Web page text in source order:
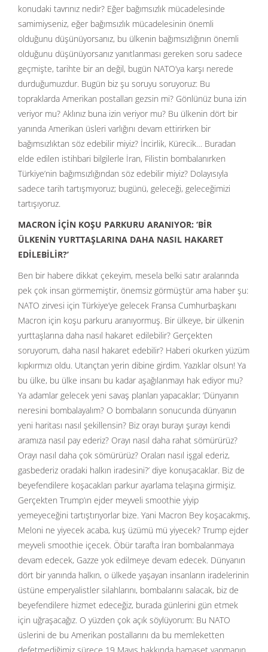
konudaki tavrınız nedir? Eğer bağımsızlık mücadelesinde
samimiyseniz, eğer bağımsızlık mücadelesinin önemli
olduğunu düşünüyorsanız, bu ülkenin bağımsızlığının önemli
olduğunu düşünüyorsanız yanıtlanması gereken soru sadece
geçmişte, tarihte bir an değil, bugün NATO’ya karşı nerede
durduğumuzdur. Bugün biz şu soruyu soruyoruz: Bu
topraklarda Amerikan postalları gezsin mi? Gönlünüz buna izin
veriyor mu? Aklınız buna izin veriyor mu? Bu ülkenin dört bir
yanında Amerikan üsleri varlığını devam ettirirken bir
bağımsızlıktan söz edebilir miyiz? İncirlik, Kürecik… Buradan
elde edilen istihbari bilgilerle İran, Filistin bombalanırken
Türkiye’nin bağımsızlığından söz edebilir miyiz? Dolayısıyla
sadece tarih tartışmıyoruz; bugünü, geleceği, geleceğimizi
tartışıyoruz.
MACRON İÇİN KOŞU PARKURU ARANIYOR: ‘BİR
ÜLKENİN YURTTAŞLARINA DAHA NASIL HAKARET
EDİLEBİLİR?’
Ben bir habere dikkat çekeyim, mesela belki satır aralarında
pek çok insan görmemiştir, önemsiz görmüştür ama haber şu:
NATO zirvesi için Türkiye’ye gelecek Fransa Cumhurbaşkanı
Macron için koşu parkuru aranıyormuş. Bir ülkeye, bir ülkenin
yurttaşlarına daha nasıl hakaret edilebilir? Gerçekten
soruyorum, daha nasıl hakaret edebilir? Haberi okurken yüzüm
kıpkırmızı oldu. Utançtan yerin dibine girdim. Yazıklar olsun! Ya
bu ülke, bu ülke insanı bu kadar aşağılanmayı hak ediyor mu?
Ya adamlar gelecek yeni savaş planları yapacaklar; ‘Dünyanın
neresini bombalayalım? O bombaların sonucunda dünyanın
yeni haritası nasıl şekillensin? Biz orayı burayı şurayı kendi
aramıza nasıl pay ederiz? Orayı nasıl daha rahat sömürürüz?
Orayı nasıl daha çok sömürürüz? Oraları nasıl işgal ederiz,
gasbederiz oradaki halkın iradesini?’ diye konuşacaklar. Biz de
beyefendilere koşacakları parkur ayarlama telaşına girmişiz.
Gerçekten Trump’ın ejder meyveli smoothie yiyip
yemeyeceğini tartıştırıyorlar bize. Yani Macron Bey koşacakmış,
Meloni ne yiyecek acaba, kuş üzümü mü yiyecek? Trump ejder
meyveli smoothie içecek. Öbür tarafta İran bombalanmaya
devam edecek, Gazze yok edilmeye devam edecek. Dünyanın
dört bir yanında halkın, o ülkede yaşayan insanların iradelerinin
üstüne emperyalistler silahlarını, bombalarını salacak, biz de
beyefendilere hizmet edeceğiz, burada günlerini gün etmek
için uğraşacağız. O yüzden çok açık söylüyorum: Bu NATO
üslerini de bu Amerikan postallarını da bu memleketten
defetmediğimiz sürece 19 Mayıs hakkında hamaset yapmanın